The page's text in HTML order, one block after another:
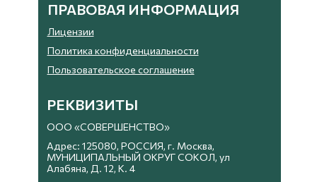
Адрес: 125080, РОССИЯ, г. Москва,
МУНИЦИПАЛЬНЫЙ ОКРУГ СОКОЛ, ул
Алабяна, Д. 12, К. 4
ООО «СОВЕРШЕНСТВО»
РЕКВИЗИТЫ
ПРАВОВАЯ ИНФОРМАЦИЯ
Лицензии
Политика конфиденциальности
Пользовательское соглашение